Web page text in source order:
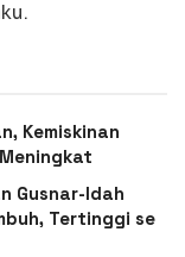
Kemiskinan
Gusnar-Idah
Tertinggi se